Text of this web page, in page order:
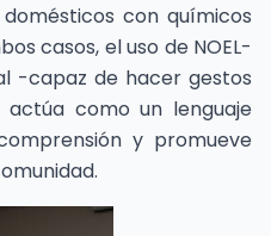
con químicos
casos, el uso de NOEL-
-capaz de hacer gestos
como un lenguaje
y promueve